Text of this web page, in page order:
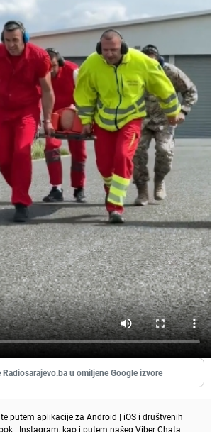
Radiosarajevo.ba u omiljene Google izvore
putem aplikacije za Android | iOS i društvenih
| Instagram, kao i putem našeg ViberChata.